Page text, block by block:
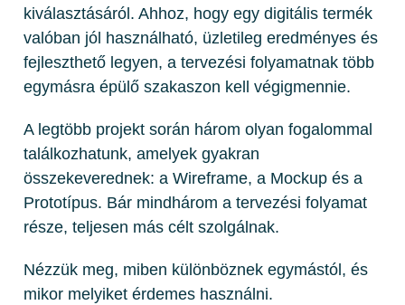
kiválasztásáról. Ahhoz, hogy egy digitális termék
valóban jól használható, üzletileg eredményes és
fejleszthető legyen, a tervezési folyamatnak több
egymásra épülő szakaszon kell végigmennie.
A legtöbb projekt során három olyan fogalommal
találkozhatunk, amelyek gyakran
összekeverednek: a Wireframe, a Mockup és a
Prototípus. Bár mindhárom a tervezési folyamat
része, teljesen más célt szolgálnak.
Nézzük meg, miben különböznek egymástól, és
mikor melyiket érdemes használni.